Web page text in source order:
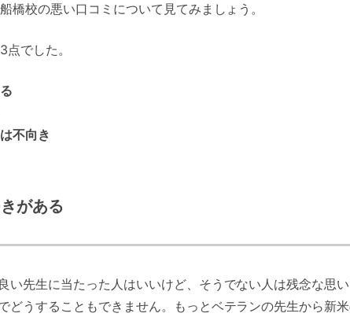
橋校の悪い口コミについて見てみましょう。
でした。
不向き
がある
い先生に当たった人はいいけど、そうでない人は残念な思
どうすることもできません。もっとベテランの先生から新